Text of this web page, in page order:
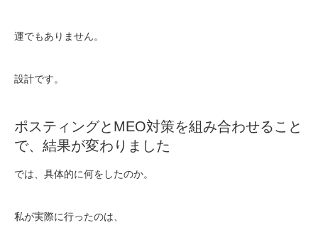
運でもありません。
設計です。
ポスティングとMEO対策を組み合わせること
で、結果が変わりました
では、具体的に何をしたのか。
私が実際に行ったのは、